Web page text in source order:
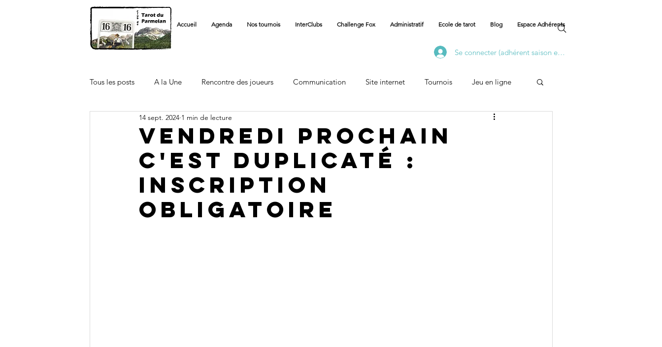
Accueil Agenda Nos tournois InterClubs Challenge Fox Administratif Ecole de tarot Blog Espace Adhérents
Se connecter (adhérent saison en cours)
Tous les posts A la Une Rencontre des joueurs Communication Site internet Tournois Jeu en ligne
Licenciés FFT Autre Club Carnet
Vendredi prochain
c'est Duplicaté :
inscription
obligatoire
14 sept. 2024 1 min de lecture